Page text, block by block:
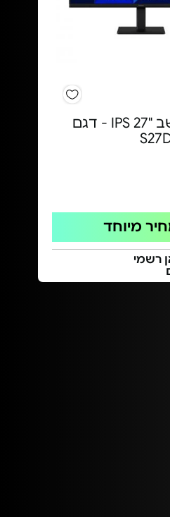
מסך מחשב "27 IPS - דגם
מיוחד
רשמי